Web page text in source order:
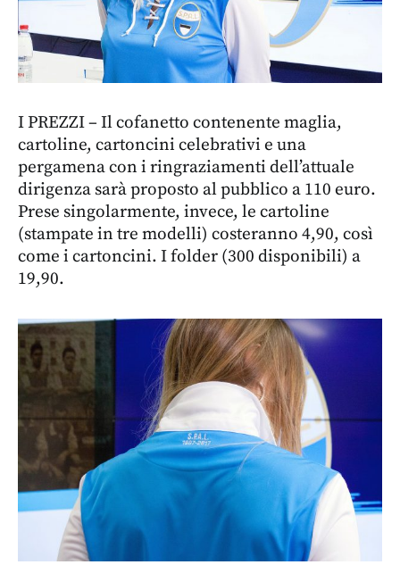
I PREZZI – Il cofanetto contenente maglia,
cartoline, cartoncini celebrativi e una
pergamena con i ringraziamenti dell’attuale
dirigenza sarà proposto al pubblico a 110 euro.
Prese singolarmente, invece, le cartoline
(stampate in tre modelli) costeranno 4,90, così
come i cartoncini. I folder (300 disponibili) a
19,90.